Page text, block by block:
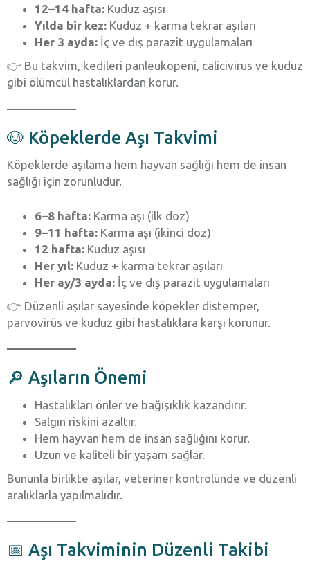
12–14 hafta: Kuduz aşısı
Yılda bir kez: Kuduz + karma tekrar aşıları
Her 3 ayda: İç ve dış parazit uygulamaları
👉 Bu takvim, kedileri panleukopeni, calicivirus ve kuduz
gibi ölümcül hastalıklardan korur.
🐶 Köpeklerde Aşı Takvimi
Köpeklerde aşılama hem hayvan sağlığı hem de insan
sağlığı için zorunludur.
6–8 hafta: Karma aşı (ilk doz)
9–11 hafta: Karma aşı (ikinci doz)
12 hafta: Kuduz aşısı
Her yıl: Kuduz + karma tekrar aşıları
Her ay/3 ayda: İç ve dış parazit uygulamaları
👉 Düzenli aşılar sayesinde köpekler distemper,
parvovirüs ve kuduz gibi hastalıklara karşı korunur.
🔎 Aşıların Önemi
Hastalıkları önler ve bağışıklık kazandırır.
Salgın riskini azaltır.
Hem hayvan hem de insan sağlığını korur.
Uzun ve kaliteli bir yaşam sağlar.
Bununla birlikte aşılar, veteriner kontrolünde ve düzenli
aralıklarla yapılmalıdır.
📅 Aşı Takviminin Düzenli Takibi